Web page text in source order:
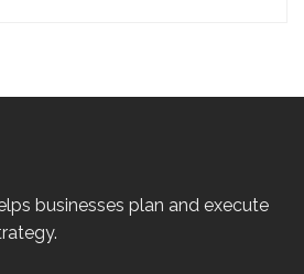
businesses plan and execute